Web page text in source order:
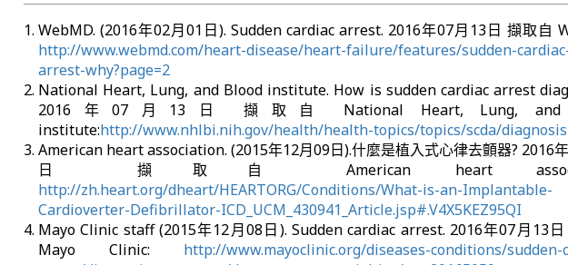
WebMD. (2016年02月01日). Sudden cardiac arrest. 2016年07月13日 擷取自
http://www.webmd.com/heart-disease/heart-failure/features/sudden-
arrest-why?page=2
National Heart, Lung, and Blood institute. How is sudden cardiac arrest
2016年07月13日 擷取自 National Heart, Lung, and
institute:http://www.nhlbi.nih.gov/health/health-topics/topics/scda/diagnosis
American heart association. (2015年12月09日).什麼是植入式心律去顫器? 2016
日 擷取自 American heart
http://zh.heart.org/dheart/HEARTORG/Conditions/What-is-an-Implantable-
Cardioverter-Defibrillator-ICD_UCM_430941_Article.jsp#.V4X5KEZ95QI
Mayo Clinic staff (2015年12月08日). Sudden cardiac arrest. 2016年07月13
Mayo Clinic: http://www.mayoclinic.org/diseases-conditions/sudden-